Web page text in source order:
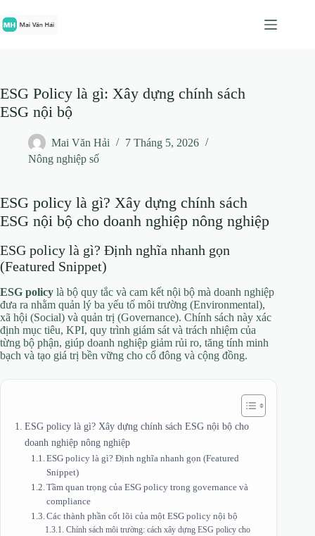
đến
phần
ESG Policy là gì: Xây dựng chính sách
ESG nội bộ
Mai Văn Hải
7 Tháng 5, 2026
Nông nghiệp số
ESG policy là gì? Xây dựng chính sách
ESG nội bộ cho doanh nghiệp nông nghiệp
ESG policy là gì? Định nghĩa nhanh gọn
(Featured Snippet)
ESG policy là bộ quy tắc và cam kết nội bộ mà doanh nghiệp
đưa ra nhằm quản lý ba yếu tố môi trường (Environmental),
xã hội (Social) và quản trị (Governance). Chính sách này xác
định mục tiêu, KPI, quy trình giám sát và trách nhiệm của
từng bộ phận, giúp doanh nghiệp giảm rủi ro, tăng tính minh
bạch và tạo giá trị bền vững cho cổ đông và cộng đồng.
ESG policy là gì? Xây dựng chính sách ESG nội bộ cho
doanh nghiệp nông nghiệp
ESG policy là gì? Định nghĩa nhanh gọn (Featured
Snippet)
Tầm quan trọng của ESG policy trong governance và
compliance
Các thành phần cốt lõi của một ESG policy nội bộ
Chính sách môi trường: cách xây dựng ESG policy cho